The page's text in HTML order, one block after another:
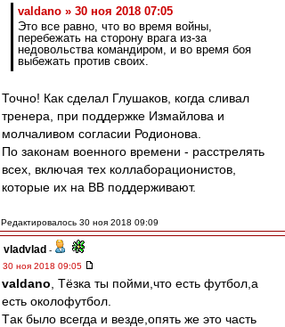
valdano » 30 ноя 2018 07:05
Это все равно, что во время войны,
перебежать на сторону врага из-за
недовольства командиром, и во время боя
выбежать против своих.
Точно! Как сделал Глушаков, когда сливал
тренера, при поддержке Измайлова и
молчаливом согласии Родионова.
По законам военного времени - расстрелять
всех, включая тех коллаборационистов,
которые их на ВВ поддерживают.
Редактировалось 30 ноя 2018 09:09
vladvlad -
30 ноя 2018 09:05
valdano , Тёзка ты пойми,что есть футбол,а
есть околофутбол.
Tак было всегда и везде,опять же это часть